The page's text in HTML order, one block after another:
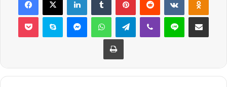
Pocket Skype MessengerWhatsAppTelegramViber Line E-Posta ile
Yazdır